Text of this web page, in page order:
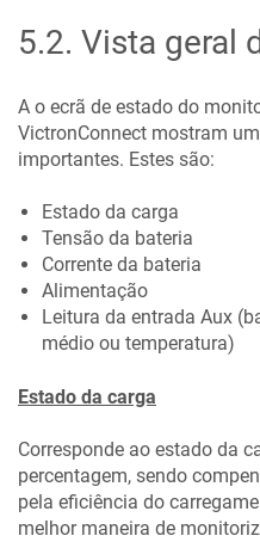
5.2. Vista geral
A o ecrã de estado do
VictronConnect mostram
importantes. Estes são:
Estado da carga
Tensão da bateria
Corrente da bateria
Alimentação
Leitura da entrada Aux
médio ou temperatura)
Estado da carga
Corresponde ao estado da
percentagem, sendo
pela eficiência do
melhor maneira de